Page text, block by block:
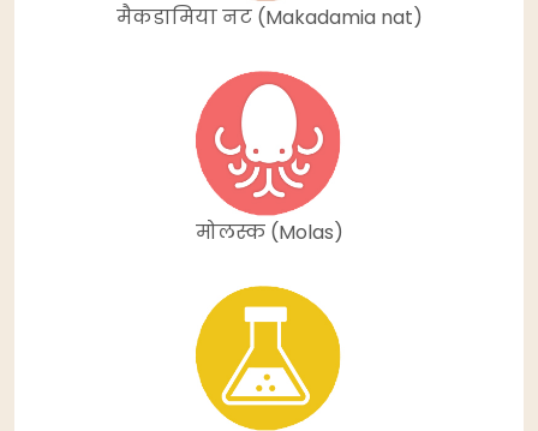
मैकडामिया नट (Makadamia nat)
मोलस्क (Molas)